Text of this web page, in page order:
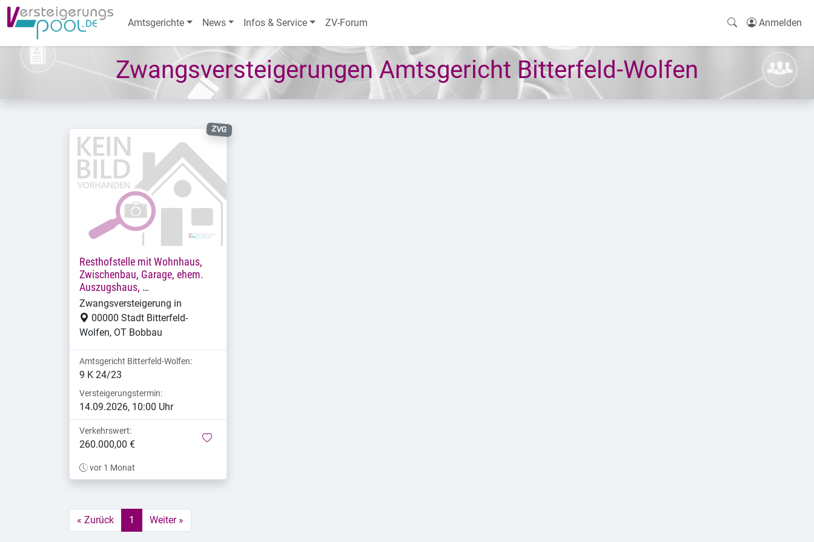
Amtsgerichte News Infos & Service ZV-Forum Anmelden
Zwangsversteigerungen Amtsgericht Bitterfeld-Wolfen
ZVG
Resthofstelle mit Wohnhaus,
Zwischenbau, Garage, ehem.
Auszugshaus, …
Zwangsversteigerung in
00000 Stadt Bitterfeld-
Wolfen, OT Bobbau
Amtsgericht Bitterfeld-Wolfen:
9 K 24/23
Versteigerungstermin:
14.09.2026, 10:00 Uhr
Verkehrswert:
260.000,00 €
merken
vor 1 Monat
« Zurück 1 Weiter »